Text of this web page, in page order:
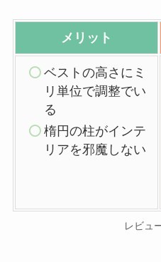
メリット
ベストの高さにミ
リ単位で調整でい
る
楕円の柱がインテ
リアを邪魔しない
レビュ